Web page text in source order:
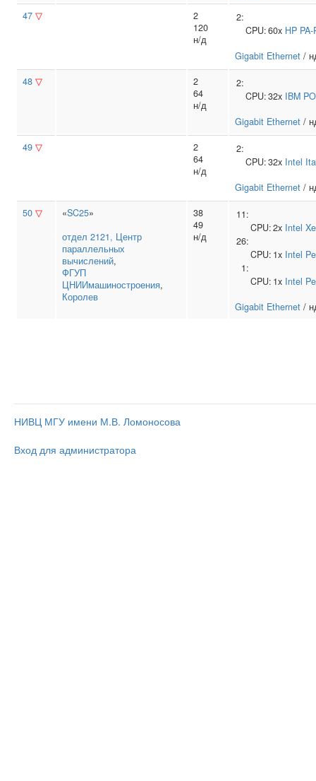
47 ▽
2
120
н/д
2:
CPU:60x HP
Gigabit Ethernet /
48 ▽
2
64
н/д
2:
CPU:32x IBM
Gigabit Ethernet /
49 ▽
2
64
н/д
2:
CPU:32x Intel
Gigabit Ethernet /
50 ▽ «SC25»
отдел 2121, Центр
параллельных
вычислений,
ФГУП
ЦНИИмашиностроения,
Королев
38
49
н/д
11:
CPU:2x Intel
26:
CPU: 1x Intel
1:
CPU: 1x Intel
Gigabit Ethernet /
НИВЦ МГУ имени М.В. Ломоносова
Вход для администратора